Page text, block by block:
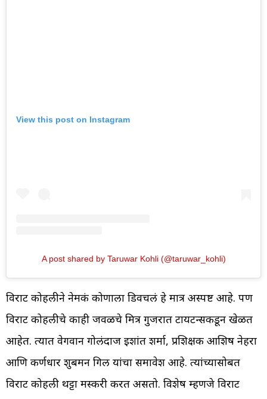
View this post on Instagram
A post shared by Taruwar Kohli (@taruwar_kohli)
विराट कोहलीने नेमकं कोणाला डिवचलं हे मात्र अस्पष्ट आहे. पण
विराट कोहलीचे काही जवळचे मित्र गुजरात टायटन्सकडून खेळत
आहेत. त्यात वेगवान गोलंदाज इशांत शर्मा, प्रशिक्षक आशिष नेहरा
आणि कर्णधार शुबमन गिल यांचा समावेश आहे. त्यांच्यासोबत
विराट कोहली थट्टा मस्करी करत असतो. विशेष म्हणजे विराट